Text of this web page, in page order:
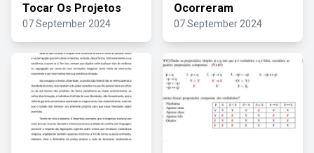
Tocar Os Projetos
07 September 2024
Ocorreram
07 September 2024